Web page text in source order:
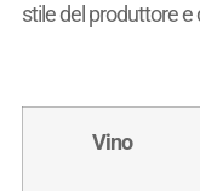
stile del produttore e
Vino